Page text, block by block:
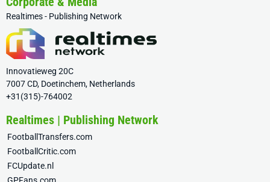
Realtimes - Publishing Network
Innovatieweg 20C
7007 CD, Doetinchem, Netherlands
+31(315)-764002
Realtimes | Publishing Network
FootballTransfers.com
FootballCritic.com
FCUpdate.nl